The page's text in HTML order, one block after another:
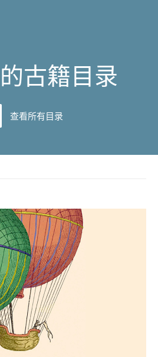
古籍目录
查看所有目录